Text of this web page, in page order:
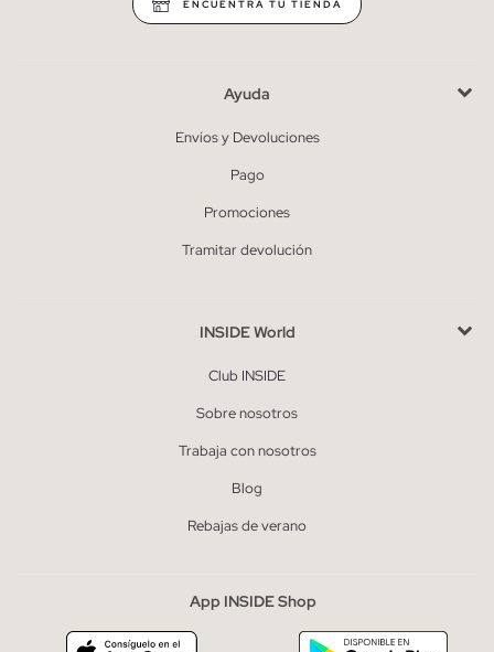
ENCUENTRA TU TIENDA
Ayuda
Envíos y Devoluciones
Pago
Promociones
Tramitar devolución
INSIDE World
Club INSIDE
Sobre nosotros
Trabaja con nosotros
Blog
Rebajas de verano
App INSIDE Shop